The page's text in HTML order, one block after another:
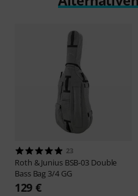
23
Roth & Junius BSB-03 Double
Bass Bag 3/4 GG
129 €